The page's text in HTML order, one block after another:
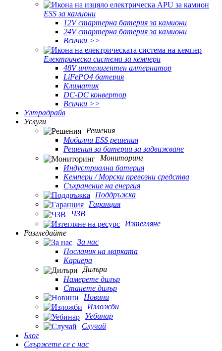
ESS за камиони
12V стартерна батерия за камиони
24V стартерна батерия за камиони
Всички >>
Електрическа система за кемпери
48V интелигентен алтернатор
LiFePO4 батерия
Климатик
DC-DC конвертор
Всички >>
Ултрадрайв
Услуги
Решения
Мобилни ESS решения
Решения за батерии за задвижване
Мониторинг
Индустриална батерия
Кемпери / Морски превозни средства
Съхранение на енергия
Поддръжка
Гаранция
ЧЗВ
Изтегляне
Разгледайте
За нас
Посланик на марката
Кариера
Дилъри
Намерете дилър
Станете дилър
Новини
Изложби
Уебинар
Случай
Блог
Свържете се с нас